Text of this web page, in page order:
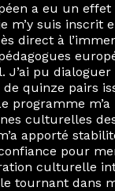
a eu un
m’y suis inscrit
direct à
J’ai pu
quinze pairs
programme
culturelles
apporté
pour
culturelle
tournant dans